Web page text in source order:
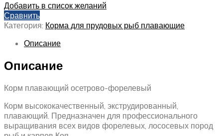
Добавить в список желаний
Сравнить
Категория: Корма для прудовых рыб плавающие
Описание
Описание
Корм плавающий осетрово-форелевый
Корм высококачественный, экструдированный,
плавающий. Предназначен для профессионального
выращивания всех видов форелевых, лососевых пород